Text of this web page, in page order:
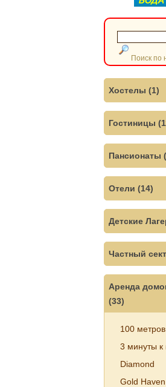
Поиск по
Хостелы (1)
Гостиницы
Пансионаты
Отели (14)
Детские
Частный
Аренда
(33)
100
3 минуты
Diamond
Gold Haven